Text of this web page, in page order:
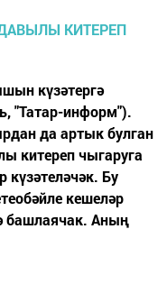
күзәтергә
"Татар-информ").
да артык булган
китереп чыгаруга
күзәтеләчәк. Бу
кешеләр
башлаячак. Аның